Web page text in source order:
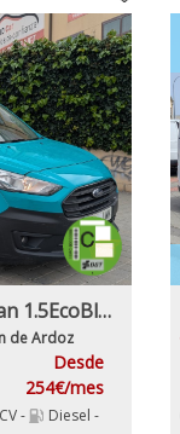
Ford Transit Connect Van 1.5EcoBlue Trend 210 S&S Trend L2, 6 Vel Etiqueta C IVA y garantía Incl
de Ardoz
Desde
254€/mes
-
Diesel -